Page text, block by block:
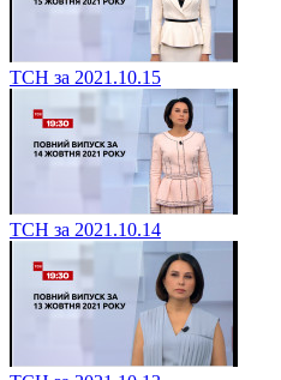
ТСН за 2021.10.15
ТСН за 2021.10.14